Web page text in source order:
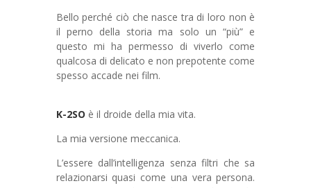
Bello perché ciò che nasce tra di loro non è
il perno della storia ma solo un “più” e
questo mi ha permesso di viverlo come
qualcosa di delicato e non prepotente come
spesso accade nei film.
K-2SO è il droide della mia vita.
La mia versione meccanica.
L’essere dall’intelligenza senza filtri che sa
relazionarsi quasi come una vera persona.